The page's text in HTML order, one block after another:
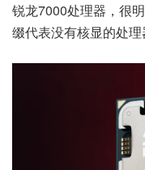
锐龙7000处理器，很
缀代表没有核显的处理